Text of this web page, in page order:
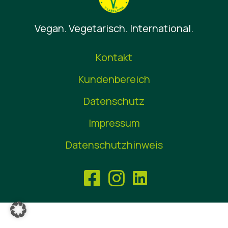
Vegan. Vegetarisch. International.
Kontakt
Kundenbereich
Datenschutz
Impressum
Datenschutzhinweis